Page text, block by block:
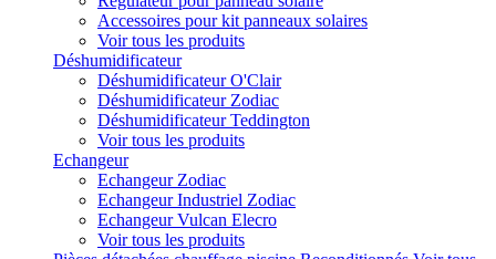
Accessoires pour kit panneaux solaires
Voir tous les produits
Déshumidificateur
Déshumidificateur O'Clair
Déshumidificateur Zodiac
Déshumidificateur Teddington
Voir tous les produits
Echangeur
Echangeur Zodiac
Echangeur Industriel Zodiac
Echangeur Vulcan Elecro
Voir tous les produits